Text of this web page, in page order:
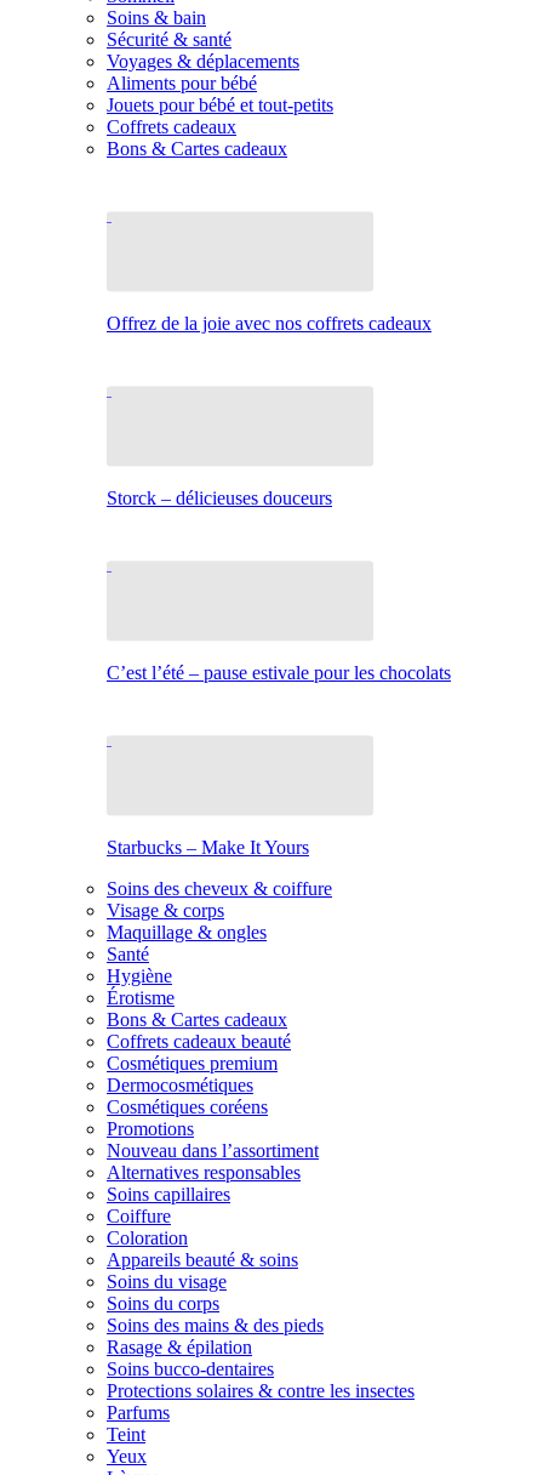
Soins & bain
Sécurité & santé
Voyages & déplacements
Aliments pour bébé
Jouets pour bébé et tout-petits
Coffrets cadeaux
Bons & Cartes cadeaux
Offrez de la joie avec nos coffrets cadeaux
Storck – délicieuses douceurs
C’est l’été – pause estivale pour les chocolats
Starbucks – Make It Yours
Soins des cheveux & coiffure
Visage & corps
Maquillage & ongles
Santé
Hygiène
Érotisme
Bons & Cartes cadeaux
Coffrets cadeaux beauté
Cosmétiques premium
Dermocosmétiques
Cosmétiques coréens
Promotions
Nouveau dans l’assortiment
Alternatives responsables
Soins capillaires
Coiffure
Coloration
Appareils beauté & soins
Soins du visage
Soins du corps
Soins des mains & des pieds
Rasage & épilation
Soins bucco-dentaires
Protections solaires & contre les insectes
Parfums
Teint
Yeux